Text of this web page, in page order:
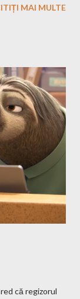
it also in Linux,
to download
the game you
a *.bz2 file you
Terminal this,
the iso file is:
fakecd ...
MAI MULTE
că regizorul